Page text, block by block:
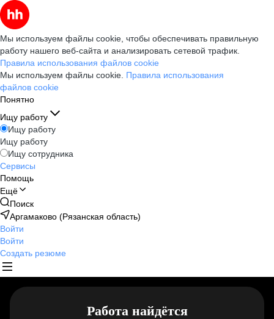
Мы используем файлы cookie, чтобы обеспечивать правильную
работу нашего веб-сайта и анализировать сетевой трафик.
Правила использования файлов cookie
Мы используем файлы cookie. Правила использования
файлов cookie
Понятно
Ищу работу
Ищу работу
Ищу работу
Ищу сотрудника
Сервисы
Помощь
Ещё
Поиск
Аргамаково (Рязанская область)
Войти
Войти
Создать резюме
Работа найдётся